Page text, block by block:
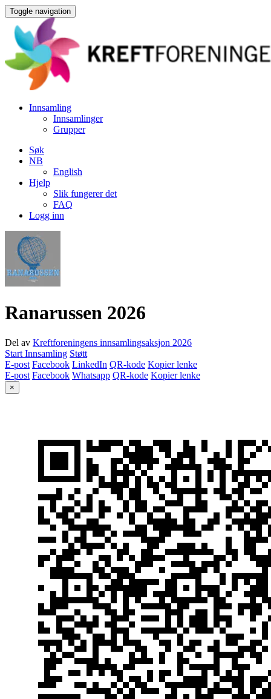
Toggle navigation
Innsamling
Innsamlinger
Grupper
Søk
NB
English
Hjelp
Slik fungerer det
FAQ
Logg inn
Ranarussen 2026
Del av Kreftforeningens innsamlingsaksjon 2026
Start Innsamling Støtt
E-post Facebook LinkedIn QR-kode Kopier lenke
E-post Facebook Whatsapp QR-kode Kopier lenke
×